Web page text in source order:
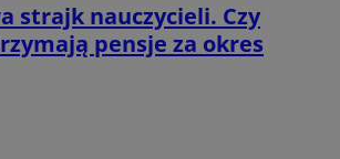
strajk nauczycieli. Czy
pensje za okres